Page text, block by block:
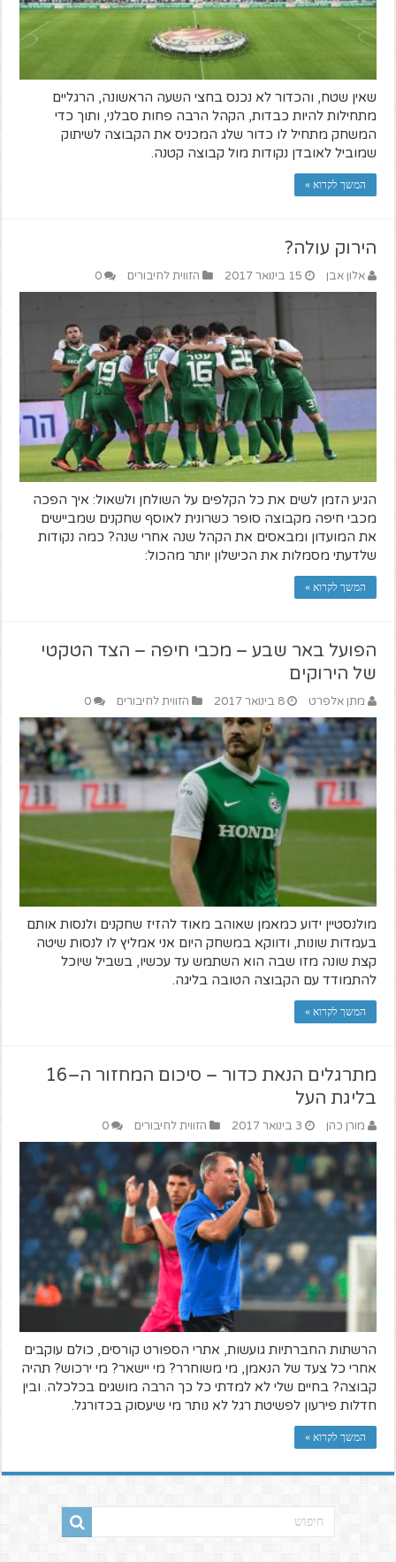
שאין שטח, והכדור לא נכנס בחצי השעה הראשונה, הרגליים
מתחילות להיות כבדות, הקהל הרבה פחות סבלני, ותוך כדי
המשחק מתחיל לו כדור שלג המכניס את הקבוצה לשיתוק
שמוביל לאובדן נקודות מול קבוצה קטנה.
המשך לקרוא »
הירוק עולה?
אלון אבן 15 בינואר 2017 הזווית לחיבורים 0
הגיע הזמן לשים את כל הקלפים על השולחן ולשאול: איך הפכה
מכבי חיפה מקבוצה סופר כשרונית לאוסף שחקנים שמביישים
את המועדון ומבאסים את הקהל שנה אחרי שנה? כמה נקודות
שלדעתי מסמלות את הכישלון יותר מהכול:
המשך לקרוא »
הפועל באר שבע – מכבי חיפה – הצד הטקטי
של הירוקים
מתן אלפרט 8 בינואר 2017 הזווית לחיבורים 0
מולנסטיין ידוע כמאמן שאוהב מאוד להזיז שחקנים ולנסות אותם
בעמדות שונות, ודווקא במשחק היום אני אמליץ לו לנסות שיטה
קצת שונה מזו שבה הוא השתמש עד עכשיו, בשביל שיוכל
להתמודד עם הקבוצה הטובה בליגה.
המשך לקרוא »
מתרגלים הנאת כדור – סיכום המחזור ה–16
בליגת העל
מורן כהן 3 בינואר 2017 הזווית לחיבורים 0
הרשתות החברתיות גועשות, אתרי הספורט קורסים, כולם עוקבים
אחרי כל צעד של הנאמן, מי משוחרר? מי יישאר? מי ירכוש? תהיה
קבוצה? בחיים שלי לא למדתי כל כך הרבה מושגים בכלכלה. ובין
חדלות פירעון לפשיטת רגל לא נותר מי שיעסוק בכדורגל.
המשך לקרוא »